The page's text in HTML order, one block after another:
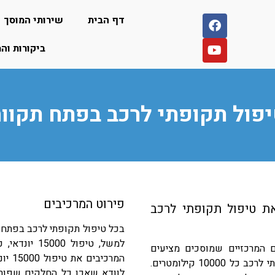
דף הבית
שירותי המוסך
ביקורות
תקופתי לרכב בפתח
טיפול תקופתי לרכב
המרכזיים שמוסכים מציעים
ללקוחותיהם. בעבר היה מקובל לעשות טיפול תקופתי לרכב כל 10000 קילומטרים.
פירוט המרכיבים
בכל טיפול תקופתי לרכב
למשל,